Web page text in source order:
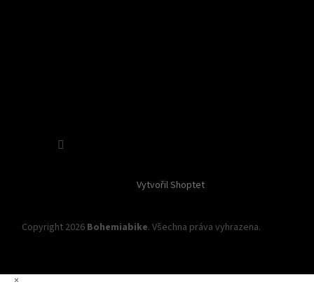
Vytvořil Shoptet
Copyright 2026 Bohemiabike. Všechna práva vyhrazena.
×